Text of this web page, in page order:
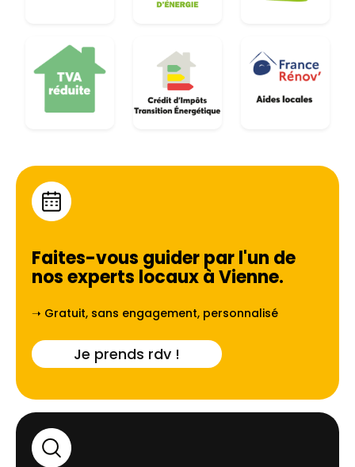
Faites-vous guider par l'un de
nos experts locaux àVienne.
➝ Gratuit, sans engagement, personnalisé
Je prends rdv !